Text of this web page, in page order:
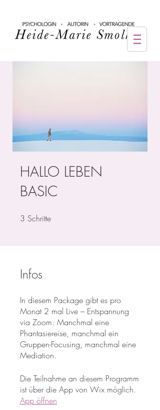
HALLO LEBEN
BASIC
3 Schritte
Infos
In diesem Package gibt es pro
Monat 2 mal Live – Entspannung
via Zoom: Manchmal eine
Phantasiereise, manchmal ein
Gruppen-Focusing, manchmal eine
Mediation.
Die Teilnahme an diesem Programm
ist über die App von Wix möglich.
App öffnen